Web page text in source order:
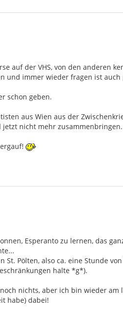
auf der VHS, von den anderen
und immer wieder fragen ist auch
schon geben.
aus Wien aus der
nicht mehr zusammenbringen.
Esperanto zu lernen, das
St. Pölten, also ca. eine Stunde
halte *g*).
nichts, aber ich bin wieder
habe) dabei!